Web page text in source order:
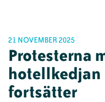
21 NOVEMBER 2025
Protesterna
hotellkedjan
fortsätter